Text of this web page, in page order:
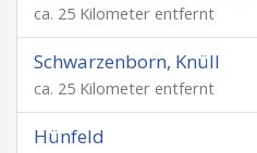
ca. 25 Kilometer entfernt
Schwarzenborn, Knüll
ca. 25 Kilometer entfernt
Hünfeld